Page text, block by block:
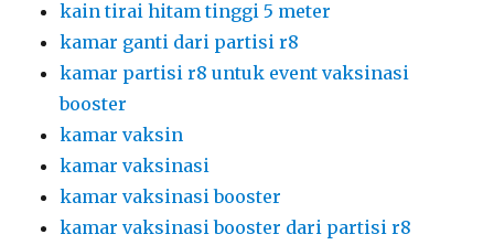
kain tirai hitam tinggi 5 meter
kamar ganti dari partisi r8
kamar partisi r8 untuk event vaksinasi
booster
kamar vaksin
kamar vaksinasi
kamar vaksinasi booster
kamar vaksinasi booster dari partisi r8